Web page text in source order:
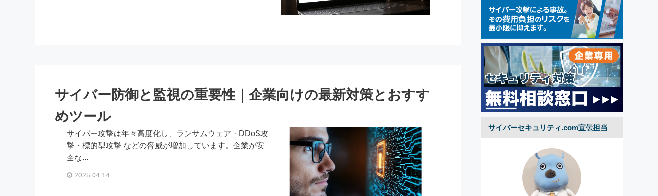
サイバー防御と監視の重要性｜企業向けの最新対策とおすす
めツール
サイバー攻撃は年々高度化し、ランサムウェア・DDoS攻
撃・標的型攻撃 などの脅威が増加しています。企業が安
全な...
2025.04.14
サイバーセキュリティ.com宣伝担当